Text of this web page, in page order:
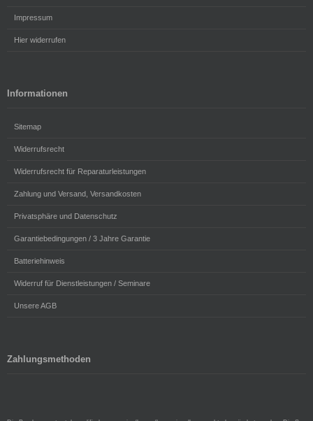
Impressum
Hier widerrufen
Informationen
Sitemap
Widerrufsrecht
Widerrufsrecht für Reparaturleistungen
Zahlung und Versand, Versandkosten
Privatsphäre und Datenschutz
Garantiebedingungen / 3 Jahre Garantie
Batteriehinweis
Widerruf für Dienstleistungen / Seminare
Unsere AGB
Zahlungsmethoden